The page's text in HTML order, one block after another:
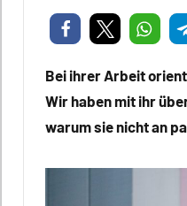
Bei ihrer Arbeit
Wir haben mit ihr
warum sie nicht an